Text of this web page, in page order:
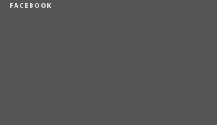
FACEBOOK